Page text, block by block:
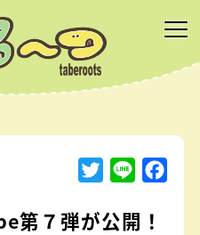
TwitterLine
第７弾が公開！